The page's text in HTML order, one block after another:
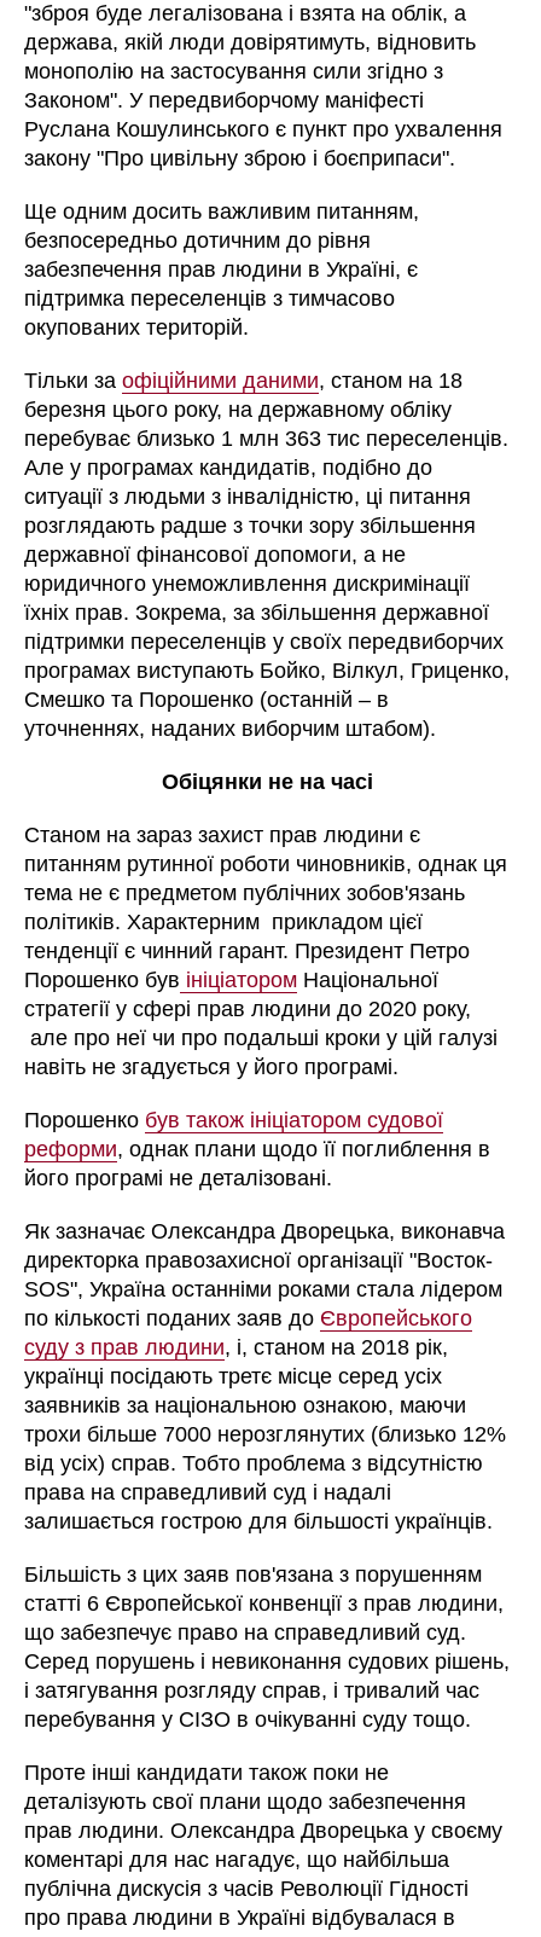
"зброя буде легалізована і взята на облік, а
держава, якій люди довірятимуть, відновить
монополію на застосування сили згідно з
Законом". У передвиборчому маніфесті
Руслана Кошулинського є пункт про ухвалення
закону "Про цивільну зброю і боєприпаси".
Ще одним досить важливим питанням,
безпосередньо дотичним до рівня
забезпечення прав людини в Україні, є
підтримка переселенців з тимчасово
окупованих територій.
Тільки заофіційними даними, станом на 18
березня цього року, на державному обліку
перебуває близько 1 млн 363 тис переселенців.
Але у програмах кандидатів, подібно до
ситуації з людьми з інвалідністю, ці питання
розглядають радше з точки зору збільшення
державної фінансової допомоги, а не
юридичного унеможливлення дискримінації
їхніх прав. Зокрема, за збільшення державної
підтримки переселенців у своїх передвиборчих
програмах виступають Бойко, Вілкул, Гриценко,
Смешко та Порошенко (останній – в
уточненнях, наданих виборчим штабом).
Обіцянки не на часі
Станом на зараз захист прав людини є
питанням рутинної роботи чиновників, однак ця
тема не є предметом публічних зобов'язань
політиків. Характерним прикладом цієї
тенденції є чинний гарант. Президент Петро
Порошенко був ініціатором Національної
стратегії у сфері прав людини до 2020 року,
але про неї чи про подальші кроки у цій галузі
навіть не згадується у його програмі.
Порошенко був також ініціатором судової
реформи, однак плани щодо її поглиблення в
його програмі не деталізовані.
Як зазначає Олександра Дворецька, виконавча
директорка правозахисної організації "Восток-
SOS", Україна останніми роками стала лідером
по кількості поданих заяв до Європейського
суду з прав людини, і, станом на 2018 рік,
українці посідають третє місце серед усіх
заявників за національною ознакою, маючи
трохи більше 7000 нерозглянутих (близько 12%
від усіх) справ. Тобто проблема з відсутністю
права на справедливий суд і надалі
залишається гострою для більшості українців.
Більшість з цих заяв пов'язана з порушенням
статті 6 Європейської конвенції з прав людини,
що забезпечує право на справедливий суд.
Серед порушень і невиконання судових рішень,
і затягування розгляду справ, і тривалий час
перебування у СІЗО в очікуванні суду тощо.
Проте інші кандидати також поки не
деталізують свої плани щодо забезпечення
прав людини. Олександра Дворецька у своєму
коментарі для нас нагадує, що найбільша
публічна дискусія з часів Революції Гідності
про права людини в Україні відбувалася в